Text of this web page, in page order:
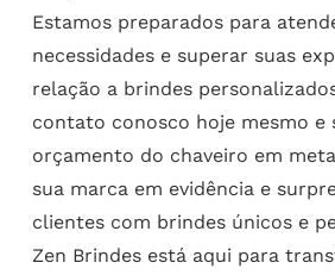
Estamos preparados para
necessidades e superar suas
relação a brindes
contato conosco hoje mesmo e
orçamento do chaveiro em
sua marca em evidência e
clientes com brindes únicos e
Zen Brindes está aqui para